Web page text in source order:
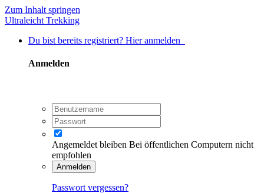
Zum Inhalt springen
Ultraleicht Trekking
Du bist bereits registriert? Hier anmelden
Anmelden
Angemeldet bleiben Bei öffentlichen Computern nicht
empfohlen
Anmelden
Passwort vergessen?